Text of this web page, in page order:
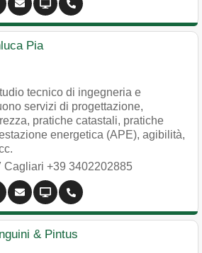
Pia
tecnico di ingegneria e
servizi di progettazione,
pratiche catastali, pratiche
energetica (APE), agibilità,
Cagliari +39 3402202885
& Pintus